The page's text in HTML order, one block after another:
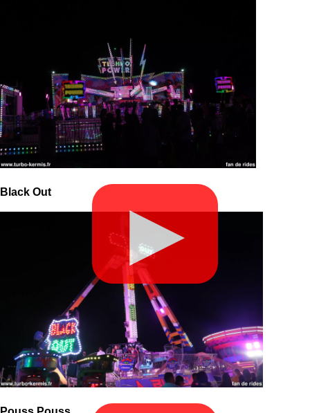
▶
Black Out